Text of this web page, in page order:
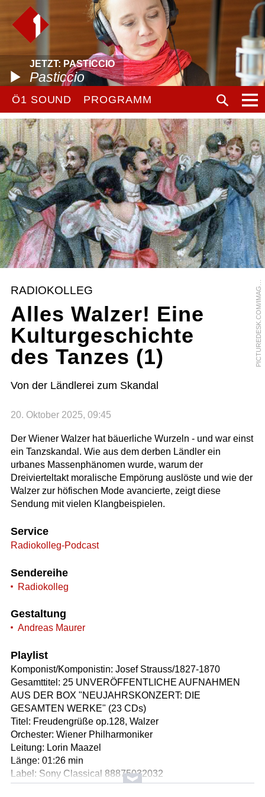
JETZT: PASTICCIO
Pasticcio
Ö1 SOUND PROGRAMM
P
I
C
T
U
R
E
D
E
S
K
.
C
O
M
/
I
M
A
G
E
B
R
O
K
E
R
/
S
U
N
N
Y
C
E
L
E
S
T
E
RADIOKOLLEG
Alles Walzer! Eine
Kulturgeschichte
des Tanzes (1)
Von der Ländlerei zum Skandal
20. Oktober 2025, 09:45
Der Wiener Walzer hat bäuerliche Wurzeln - und war einst
ein Tanzskandal. Wie aus dem derben Ländler ein
urbanes Massenphänomen wurde, warum der
Dreivierteltakt moralische Empörung auslöste und wie der
Walzer zur höfischen Mode avancierte, zeigt diese
Sendung mit vielen Klangbeispielen.
Service
Radiokolleg-Podcast
Sendereihe
Radiokolleg
Gestaltung
Andreas Maurer
Playlist
Komponist/Komponistin: Josef Strauss/1827-1870
Gesamttitel: 25 UNVERÖFFENTLICHE AUFNAHMEN
AUS DER BOX "NEUJAHRSKONZERT: DIE
GESAMTEN WERKE" (23 CDs)
Titel: Freudengrüße op.128, Walzer
Orchester: Wiener Philharmoniker
Leitung: Lorin Maazel
Länge: 01:26 min
Label: Sony Classical 88875032032